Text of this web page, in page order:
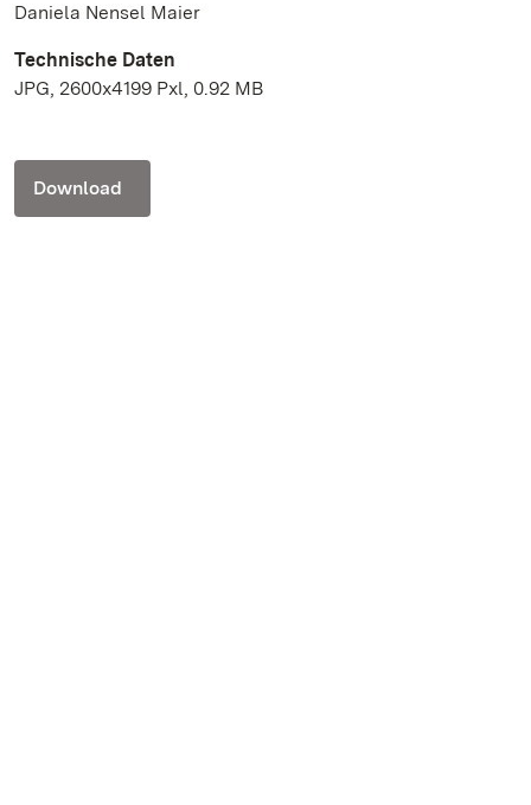
Daniela Nensel Maier
Technische Daten
JPG, 2600x4199 Pxl, 0.92 MB
Download